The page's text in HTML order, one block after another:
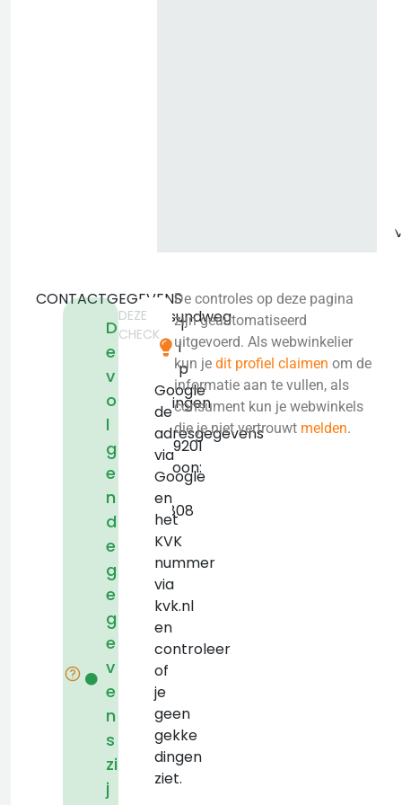
CONTACTGEGEVENS
D
e
v
o
l
g
e
n
d
e
g
e
g
e
v
e
n
s
zi
j
Egersundweg
5
9723
JM
Groningen
50459201
Telefoon:
7210808
T
i
p
Google
de
adresgegevens
via
Google
en
het
KVK
nummer
via
kvk.nl
en
controleer
of
je
geen
gekke
dingen
ziet.
DEZE
CHECK
De controles op deze pagina
zijn geautomatiseerd
uitgevoerd. Als webwinkelier
kun je dit profiel claimen om de
informatie aan te vullen, als
consument kun je webwinkels
die je niet vertrouwt melden.